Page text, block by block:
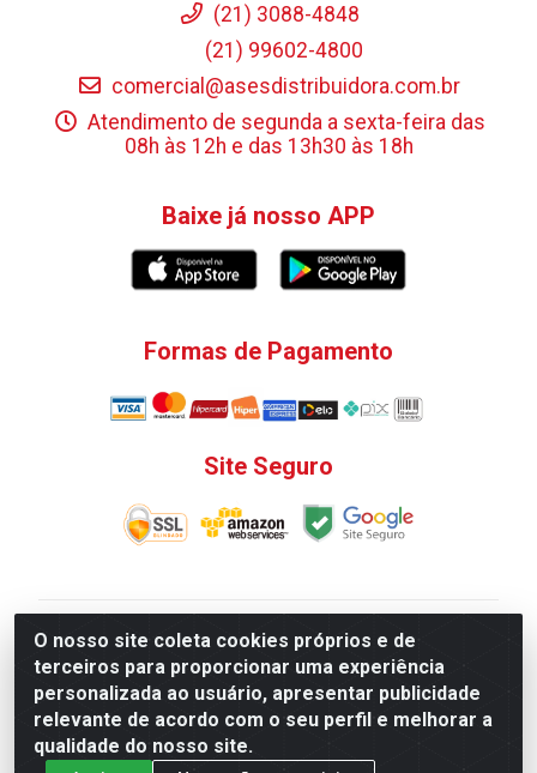
O nosso site coleta cookies próprios e de
terceiros para proporcionar uma experiência
personalizada ao usuário, apresentar publicidade
relevante de acordo com o seu perfil e melhorar a
qualidade do nosso site.
(21) 3088-4848
(21) 99602-4800
comercial@asesdistribuidora.com.br
Atendimento de segunda a sexta-feira das
08h às 12h e das 13h30 às 18h
Baixe já nosso APP
Formas de Pagamento
Site Seguro
V. C. Ferragens LTDA - Rua do Matoso, 132 - Praça da
Bandeira, Rio de Janeiro/ RJ - CEP 20.270-135 - CNPJ
12.324.723/0001-25
Todas as regras de promoções, descontos, preços e
prazos de pagamento e entrega expostos aqui são
válidos apenas para compras via internet. Preços e